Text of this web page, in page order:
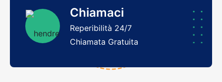
Chiamaci
Reperibilità 24/7
Chiamata Gratuita